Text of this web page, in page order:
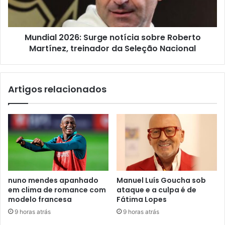
Mundial 2026: Surge notícia sobre Roberto
Martínez, treinador da Seleção Nacional
Artigos relacionados
nuno mendes apanhado
em clima de romance com
modelo francesa
9 horas atrás
Manuel Luís Goucha sob
ataque e a culpa é de
Fátima Lopes
9 horas atrás